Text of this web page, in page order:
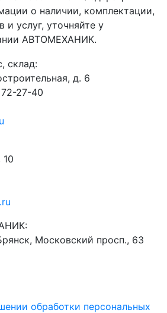
о наличии, комплектации,
и услуг, уточняйте у
АВТОМЕХАНИК.
склад:
д. 6
27-40
Московский просп., 63
обработки персональных